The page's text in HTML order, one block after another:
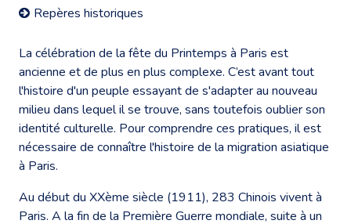
Repères historiques
La célébration de la fête du Printemps à Paris est
ancienne et de plus en plus complexe. C’est avant tout
l'histoire d'un peuple essayant de s'adapter au nouveau
milieu dans lequel il se trouve, sans toutefois oublier son
identité culturelle. Pour comprendre ces pratiques, il est
nécessaire de connaître l'histoire de la migration asiatique
à Paris.
Au début du XXème siècle (1911), 283 Chinois vivent à
Paris. A la fin de la Première Guerre mondiale, suite à un